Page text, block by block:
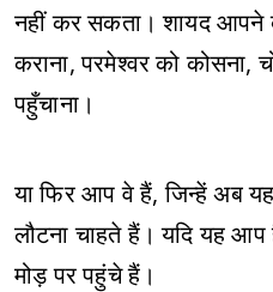
नहीं कर सकता। शायद आपने
कराना, परमेश्वर को कोसना,
पहुँचाना।
या फिर आप वे हैं, जिन्हें अब
लौटना चाहते हैं। यदि यह
मोड़ पर पहुंचे हैं।